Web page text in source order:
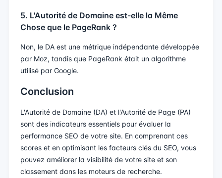
5. L'Autorité de Domaine est-elle la Même
Chose que le PageRank ?
Non, le DA est une métrique indépendante développée
par Moz, tandis que PageRank était un algorithme
utilisé par Google.
Conclusion
L'Autorité de Domaine (DA) et l'Autorité de Page (PA)
sont des indicateurs essentiels pour évaluer la
performance SEO de votre site. En comprenant ces
scores et en optimisant les facteurs clés du SEO, vous
pouvez améliorer la visibilité de votre site et son
classement dans les moteurs de recherche.